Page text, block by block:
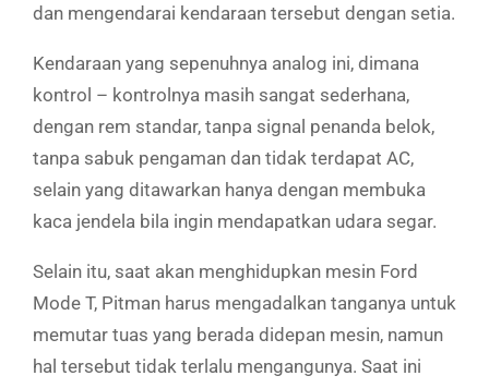
dan mengendarai kendaraan tersebut dengan setia.
Kendaraan yang sepenuhnya analog ini, dimana
kontrol – kontrolnya masih sangat sederhana,
dengan rem standar, tanpa signal penanda belok,
tanpa sabuk pengaman dan tidak terdapat AC,
selain yang ditawarkan hanya dengan membuka
kaca jendela bila ingin mendapatkan udara segar.
Selain itu, saat akan menghidupkan mesin Ford
Mode T, Pitman harus mengadalkan tanganya untuk
memutar tuas yang berada didepan mesin, namun
hal tersebut tidak terlalu mengangunya. Saat ini